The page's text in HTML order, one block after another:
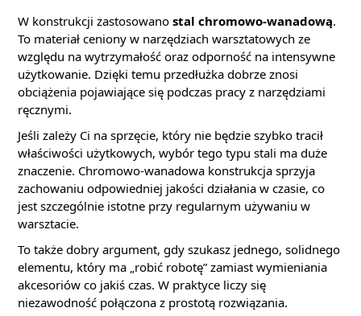
W konstrukcji zastosowano stal chromowo-wanadową.
To materiał ceniony w narzędziach warsztatowych ze
względu na wytrzymałość oraz odporność na intensywne
użytkowanie. Dzięki temu przedłużka dobrze znosi
obciążenia pojawiające się podczas pracy z narzędziami
ręcznymi.
Jeśli zależy Ci na sprzęcie, który nie będzie szybko tracił
właściwości użytkowych, wybór tego typu stali ma duże
znaczenie. Chromowo-wanadowa konstrukcja sprzyja
zachowaniu odpowiedniej jakości działania w czasie, co
jest szczególnie istotne przy regularnym używaniu w
warsztacie.
To także dobry argument, gdy szukasz jednego, solidnego
elementu, który ma „robić robotę” zamiast wymieniania
akcesoriów co jakiś czas. W praktyce liczy się
niezawodność połączona z prostotą rozwiązania.